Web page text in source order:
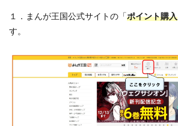
１．まんが王国公式サイトの「ポイント購入
す。